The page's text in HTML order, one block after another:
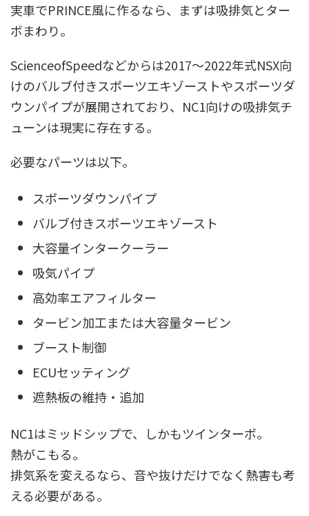
実車でPRINCE風に作るなら、まずは吸排気とター
ボまわり。
ScienceofSpeedなどからは2017〜2022年式NSX向
けのバルブ付きスポーツエキゾーストやスポーツダ
ウンパイプが展開されており、NC1向けの吸排気チ
ューンは現実に存在する。
必要なパーツは以下。
スポーツダウンパイプ
バルブ付きスポーツエキゾースト
大容量インタークーラー
吸気パイプ
高効率エアフィルター
タービン加工または大容量タービン
ブースト制御
ECUセッティング
遮熱板の維持・追加
NC1はミッドシップで、しかもツインターボ。
熱がこもる。
排気系を変えるなら、音や抜けだけでなく熱害も考
える必要がある。